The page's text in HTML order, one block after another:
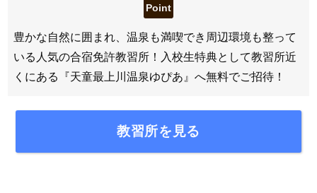
豊かな自然に囲まれ、温泉も満喫でき周辺環境も整って
いる人気の合宿免許教習所！入校生特典として教習所近
くにある『天童最上川温泉ゆぴあ』へ無料でご招待！
教習所を見る